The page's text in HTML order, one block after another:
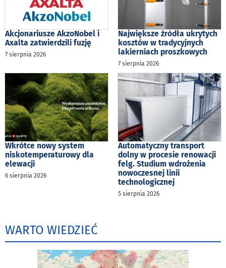
Akcjonariusze AkzoNobel i
Axalta zatwierdzili fuzję
7 sierpnia 2026
Największe źródła ukrytych
kosztów w tradycyjnych
lakierniach proszkowych
7 sierpnia 2026
Wkrótce nowy system
niskotemperaturowy dla
elewacji
6 sierpnia 2026
Automatyczny transport
dolny w procesie renowacji
felg. Studium wdrożenia
nowoczesnej linii
technologicznej
5 sierpnia 2026
WARTO WIEDZIEĆ